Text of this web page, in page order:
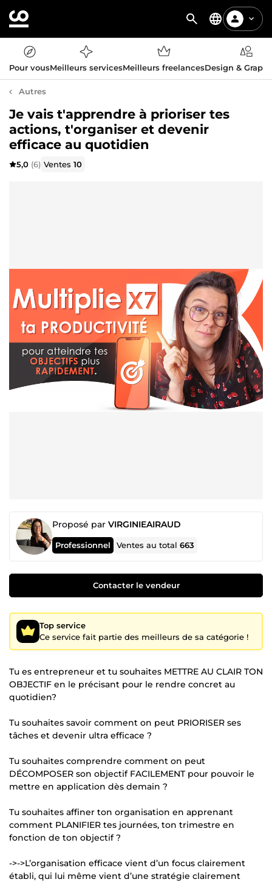
Pour vousMeilleurs servicesMeilleurs freelancesDesign &
Autres
Je vais t'apprendre à prioriser tes
actions, t'organiser et devenir
efficace au quotidien
5,0 (6) Ventes10
Proposé par VIRGINIEAIRAUD
Professionnel Ventes au total663
Contacter le vendeur
Top service
Ce service fait partie des meilleurs de sa catégorie !
Tu es entrepreneur et tu souhaites METTRE AU CLAIR TON
OBJECTIF en le précisant pour le rendre concret au
quotidien?
Tu souhaites savoir comment on peut PRIORISER ses
tâches et devenir ultra efficace ?
Tu souhaites comprendre comment on peut
DÉCOMPOSER son objectif FACILEMENT pour pouvoir le
mettre en application dès demain ?
Tu souhaites affiner ton organisation en apprenant
comment PLANIFIER tes journées, ton trimestre en
fonction de ton objectif ?
->->L’organisation efficace vient d’un focus clairement
établi, qui lui même vient d’une stratégie clairement